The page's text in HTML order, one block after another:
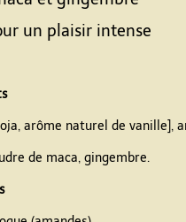
un plaisir intense
arôme naturel de vanille],
de maca, gingembre.